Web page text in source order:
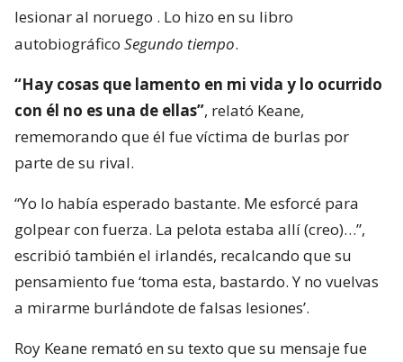
lesionar al noruego . Lo hizo en su libro
autobiográfico Segundo tiempo.
“Hay cosas que lamento en mi vida y lo ocurrido
con él no es una de ellas”, relató Keane,
rememorando que él fue víctima de burlas por
parte de su rival.
“Yo lo había esperado bastante. Me esforcé para
golpear con fuerza. La pelota estaba allí (creo)…”,
escribió también el irlandés, recalcando que su
pensamiento fue ‘toma esta, bastardo. Y no vuelvas
a mirarme burlándote de falsas lesiones’.
Roy Keane remató en su texto que su mensaje fue